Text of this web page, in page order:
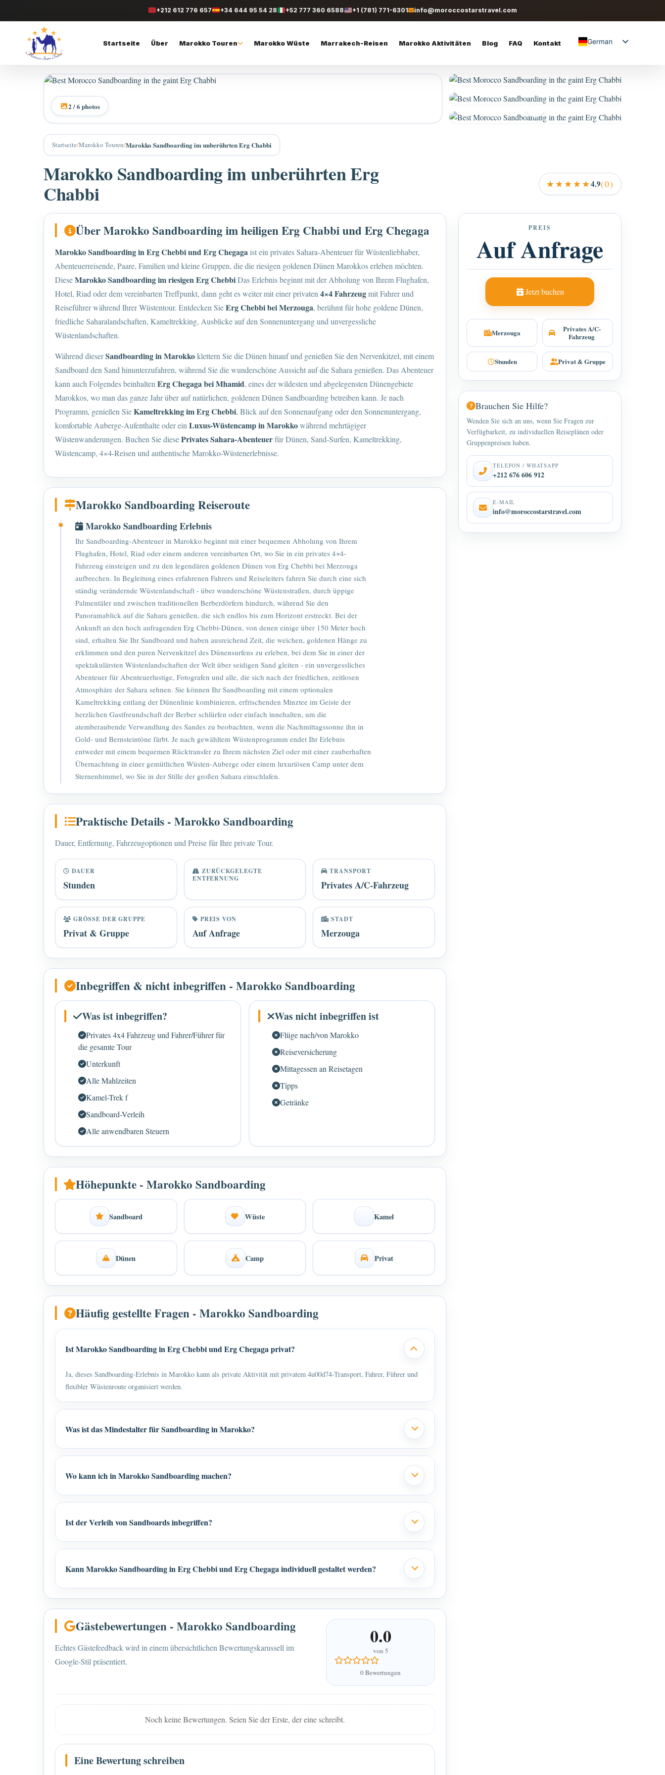
+212 612 776 657 +34 644 95 54 28 +52 777 360 6588 +1 (781) 771-6301 info@moroccostarstravel.com
Startseite Über Marokko Touren Marokko Wüste Marrakech-Reisen Marokko Aktivitäten Blog FAQ Kontakt
German
2 / 6 photos
+2
Startseite/Marokko Touren/Marokko Sandboarding im unberührten Erg Chabbi
Marokko Sandboarding im unberührten Erg
Chabbi ★★★★★4.9(0)
Über Marokko Sandboarding im heiligen Erg Chabbi und Erg Chegaga
Marokko Sandboarding in Erg Chebbi und Erg Chegagaist ein privates Sahara-Abenteuer für Wüstenliebhaber,
Abenteuerreisende, Paare, Familien und kleine Gruppen, die die riesigen goldenen Dünen Marokkos erleben möchten.
DieseMarokko Sandboarding im riesigen Erg ChebbiDas Erlebnis beginnt mit der Abholung von Ihrem Flughafen,
Hotel, Riad oder dem vereinbarten Treffpunkt, dann geht es weiter mit einer privaten 4×4 Fahrzeugmit Fahrer und
Reiseführer während Ihrer Wüstentour. Entdecken SieErg Chebbi bei Merzouga, berühmt für hohe goldene Dünen,
friedliche Saharalandschaften, Kameltrekking, Ausblicke auf den Sonnenuntergang und unvergessliche
Wüstenlandschaften.
Während dieserSandboarding in Marokkoklettern Sie die Dünen hinauf und genießen Sie den Nervenkitzel, mit einem
Sandboard den Sand hinunterzufahren, während Sie die wunderschöne Aussicht auf die Sahara genießen. Das Abenteuer
kann auch Folgendes beinhalten Erg Chegaga bei Mhamid, eines der wildesten und abgelegensten Dünengebiete
Marokkos, wo man das ganze Jahr über auf natürlichen, goldenen Dünen Sandboarding betreiben kann. Je nach
Programm, genießen SieKameltrekking im Erg Chebbi, Blick auf den Sonnenaufgang oder den Sonnenuntergang,
komfortable Auberge-Aufenthalte oder ein Luxus-Wüstencamp inMarokkowährend mehrtägiger
Wüstenwanderungen. Buchen Sie diesePrivates Sahara-Abenteuerfür Dünen, Sand-Surfen, Kameltrekking,
Wüstencamp, 4×4-Reisen und authentische Marokko-Wüstenerlebnisse.
Marokko Sandboarding Reiseroute
Marokko Sandboarding Erlebnis
Ihr Sandboarding-Abenteuer in Marokko beginnt mit einer bequemen Abholung von Ihrem
Flughafen, Hotel, Riad oder einem anderen vereinbarten Ort, wo Sie in ein privates 4×4-
Fahrzeug einsteigen und zu den legendären goldenen Dünen von Erg Chebbi bei Merzouga
aufbrechen. In Begleitung eines erfahrenen Fahrers und Reiseleiters fahren Sie durch eine sich
ständig verändernde Wüstenlandschaft - über wunderschöne Wüstenstraßen, durch üppige
Palmentäler und zwischen traditionellen Berberdörfern hindurch, während Sie den
Panoramablick auf die Sahara genießen, die sich endlos bis zum Horizont erstreckt. Bei der
Ankunft an den hoch aufragenden Erg Chebbi-Dünen, von denen einige über 150 Meter hoch
sind, erhalten Sie Ihr Sandboard und haben ausreichend Zeit, die weichen, goldenen Hänge zu
erklimmen und den puren Nervenkitzel des Dünensurfens zu erleben, bei dem Sie in einer der
spektakulärsten Wüstenlandschaften der Welt über seidigen Sand gleiten - ein unvergessliches
Abenteuer für Abenteuerlustige, Fotografen und alle, die sich nach der friedlichen, zeitlosen
Atmosphäre der Sahara sehnen. Sie können Ihr Sandboarding mit einem optionalen
Kameltrekking entlang der Dünenlinie kombinieren, erfrischenden Minztee im Geiste der
herzlichen Gastfreundschaft der Berber schlürfen oder einfach innehalten, um die
atemberaubende Verwandlung des Sandes zu beobachten, wenn die Nachmittagssonne ihn in
Gold- und Bernsteintöne färbt. Je nach gewähltem Wüstenprogramm endet Ihr Erlebnis
entweder mit einem bequemen Rücktransfer zu Ihrem nächsten Ziel oder mit einer zauberhaften
Übernachtung in einer gemütlichen Wüsten-Auberge oder einem luxuriösen Camp unter dem
Sternenhimmel, wo Sie in der Stille der großen Sahara einschlafen.
Praktische Details - Marokko Sandboarding
Dauer, Entfernung, Fahrzeugoptionen und Preise für Ihre private Tour.
DAUER
Stunden
ZURÜCKGELEGTE
ENTFERNUNG
TRANSPORT
Privates A/C-Fahrzeug
GRÖSSE DER GRUPPE
Privat & Gruppe
PREIS VON
Auf Anfrage
STADT
Merzouga
Inbegriffen & nicht inbegriffen - Marokko Sandboarding
Was ist inbegriffen?
Privates 4x4 Fahrzeug und Fahrer/Führer für
die gesamte Tour
Unterkunft
Alle Mahlzeiten
Kamel-Trek f
Sandboard-Verleih
Alle anwendbaren Steuern
Was nicht inbegriffen ist
Flüge nach/von Marokko
Reiseversicherung
Mittagessen an Reisetagen
Tipps
Getränke
Höhepunkte - Marokko Sandboarding
Sandboard Wüste Kamel
Dünen Camp Privat
Häufig gestellte Fragen - Marokko Sandboarding
Ist Marokko Sandboarding in Erg Chebbi und Erg Chegaga privat?
Ja, dieses Sandboarding-Erlebnis in Marokko kann als private Aktivität mit privatem 4u00d74-Transport, Fahrer, Führer und
flexibler Wüstenroute organisiert werden.
Was ist das Mindestalter für Sandboarding in Marokko?
Wo kann ich in Marokko Sandboarding machen?
Ist der Verleih von Sandboards inbegriffen?
Kann Marokko Sandboarding in Erg Chebbi und Erg Chegaga individuell gestaltet werden?
Gästebewertungen - Marokko Sandboarding
Echtes Gästefeedback wird in einem übersichtlichen Bewertungskarussell im
Google-Stil präsentiert.
0.0
von 5
0 Bewertungen
Noch keine Bewertungen. Seien Sie der Erste, der eine schreibt.
Eine Bewertung schreiben
PREIS
Auf Anfrage
Jetzt buchen
Merzouga
Privates A/C-
Fahrzeug
Stunden Privat & Gruppe
Brauchen Sie Hilfe?
Wenden Sie sich an uns, wenn Sie Fragen zur
Verfügbarkeit, zu individuellen Reiseplänen oder
Gruppenpreisen haben.
TELEFON / WHATSAPP
+212 676 606 912
E-MAIL
info@moroccostarstravel.com